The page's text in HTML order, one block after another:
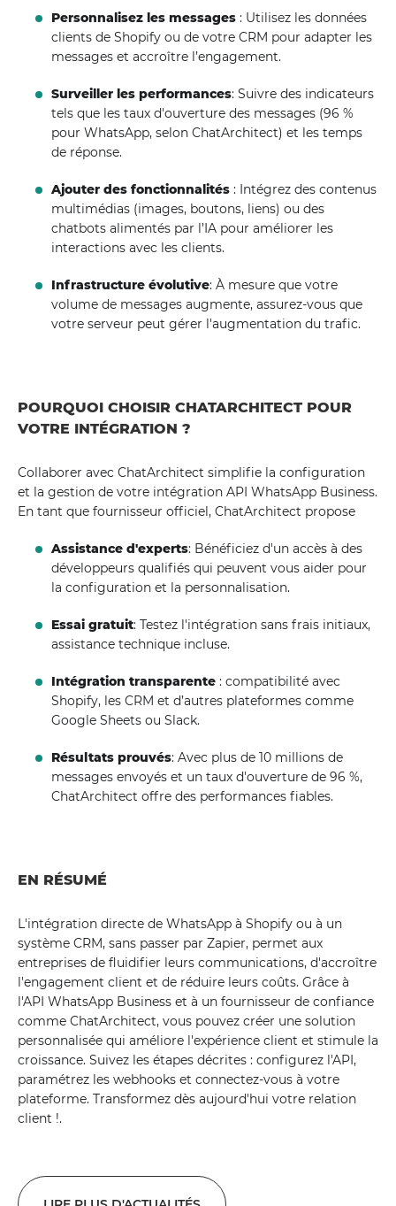
Personnalisez les messages : Utilisez les données
clients de Shopify ou de votre CRM pour adapter les
messages et accroître l’engagement.
Surveiller les performances: Suivre des indicateurs
tels que les taux d'ouverture des messages (96 %
pour WhatsApp, selon ChatArchitect) et les temps
de réponse.
Ajouter des fonctionnalités : Intégrez des contenus
multimédias (images, boutons, liens) ou des
chatbots alimentés par l’IA pour améliorer les
interactions avec les clients.
Infrastructure évolutive: À mesure que votre
volume de messages augmente, assurez-vous que
votre serveur peut gérer l'augmentation du trafic.
POURQUOI CHOISIR CHATARCHITECT POUR
VOTRE INTÉGRATION ?
Collaborer avec ChatArchitect simplifie la configuration
et la gestion de votre intégration API WhatsApp Business.
En tant que fournisseur officiel, ChatArchitect propose
Assistance d'experts: Bénéficiez d'un accès à des
développeurs qualifiés qui peuvent vous aider pour
la configuration et la personnalisation.
Essai gratuit: Testez l'intégration sans frais initiaux,
assistance technique incluse.
Intégration transparente : compatibilité avec
Shopify, les CRM et d’autres plateformes comme
Google Sheets ou Slack.
Résultats prouvés: Avec plus de 10 millions de
messages envoyés et un taux d'ouverture de 96 %,
ChatArchitect offre des performances fiables.
EN RÉSUMÉ
L'intégration directe de WhatsApp à Shopify ou à un
système CRM, sans passer par Zapier, permet aux
entreprises de fluidifier leurs communications, d'accroître
l'engagement client et de réduire leurs coûts. Grâce à
l'API WhatsApp Business et à un fournisseur de confiance
comme ChatArchitect, vous pouvez créer une solution
personnalisée qui améliore l'expérience client et stimule la
croissance. Suivez les étapes décrites : configurez l'API,
paramétrez les webhooks et connectez-vous à votre
plateforme. Transformez dès aujourd'hui votre relation
client !.